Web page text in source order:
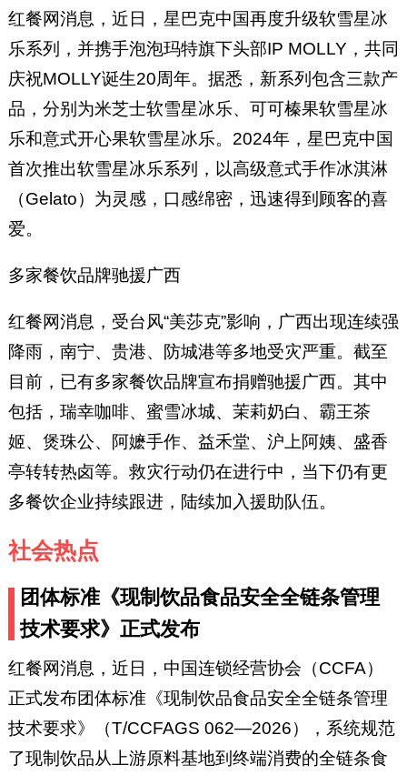
红餐网消息，近日，星巴克中国再度升级软雪星冰
乐系列，并携手泡泡玛特旗下头部IP MOLLY，共同
庆祝MOLLY诞生20周年。据悉，新系列包含三款产
品，分别为米芝士软雪星冰乐、可可榛果软雪星冰
乐和意式开心果软雪星冰乐。2024年，星巴克中国
首次推出软雪星冰乐系列，以高级意式手作冰淇淋
（Gelato）为灵感，口感绵密，迅速得到顾客的喜
爱。
多家餐饮品牌驰援广西
红餐网消息，受台风“美莎克”影响，广西出现连续强
降雨，南宁、贵港、防城港等多地受灾严重。截至
目前，已有多家餐饮品牌宣布捐赠驰援广西。其中
包括，瑞幸咖啡、蜜雪冰城、茉莉奶白、霸王茶
姬、煲珠公、阿嬷手作、益禾堂、沪上阿姨、盛香
亭转转热卤等。救灾行动仍在进行中，当下仍有更
多餐饮企业持续跟进，陆续加入援助队伍。
社会热点
团体标准《现制饮品食品安全全链条管理
技术要求》正式发布
红餐网消息，近日，中国连锁经营协会（CCFA）
正式发布团体标准《现制饮品食品安全全链条管理
技术要求》（T/CCFAGS 062—2026），系统规范
了现制饮品从上游原料基地到终端消费的全链条食